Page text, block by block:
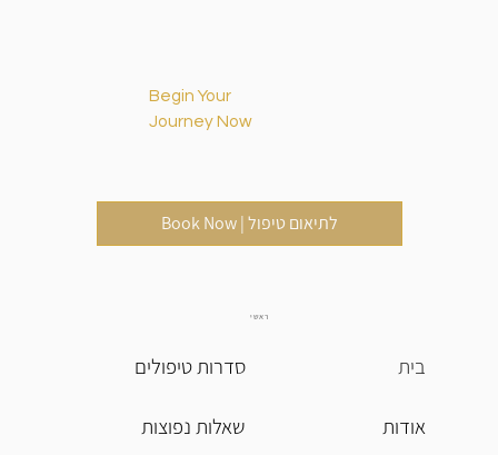
Begin Your
Journey Now
Book Now | לתיאום טיפול
סדרות טיפולים
שאלות נפוצות
ראשי
בית
אודות